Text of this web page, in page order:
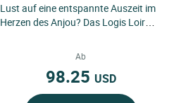
Lust auf eine entspannte Auszeit im
Herzen des Anjou? Das Logis Loire
Ab
98.25 USD